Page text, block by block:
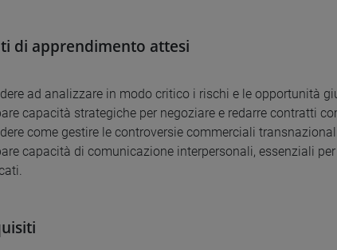
di apprendimento attesi
ad analizzare in modo critico i rischi e le opportunità
capacità strategiche per negoziare e redarre contratti
come gestire le controversie commerciali
capacità di comunicazione interpersonali, essenziali